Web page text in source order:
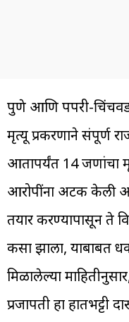
पुणे आणि पिंपरी-
मृत्यू प्रकरणाने संपूर्ण
आतापर्यंत 14 जणांचा
आरोपींना अटक केली
तयार करण्यापासून ते
कसा झाला, याबाबत
मिळालेल्या
प्रजापती हा हातभट्टी